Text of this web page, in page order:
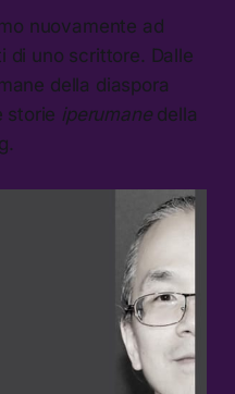
nuovamente ad
di uno scrittore. Dalle
della diaspora
storie iperumanedella